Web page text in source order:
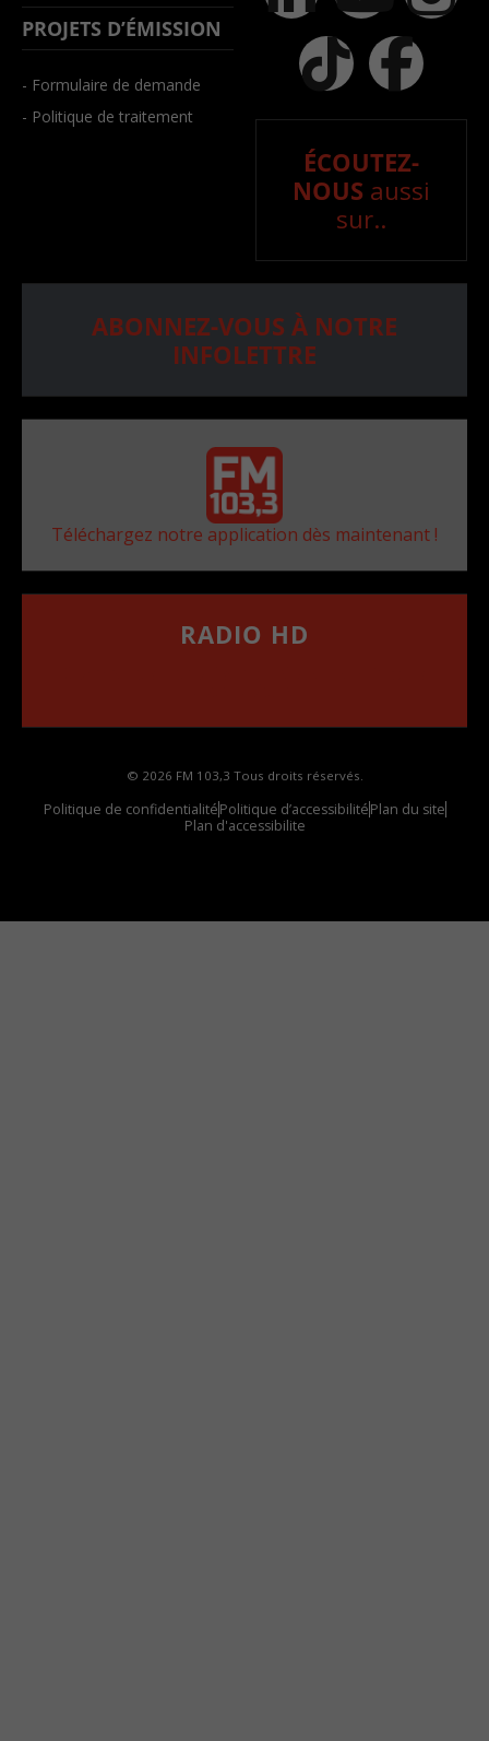
PROJETS D’ÉMISSION
- Formulaire de demande
- Politique de traitement
ÉCOUTEZ-
NOUS aussi
sur..
ABONNEZ-VOUS À NOTRE
INFOLETTRE
Téléchargez notre application dès maintenant !
RADIO HD
© 2026 FM 103,3 Tous droits réservés.
Politique de confidentialitéPolitique d’accessibilitéPlan du site
Plan d'accessibilite